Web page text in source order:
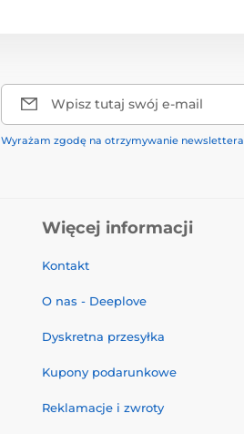
Wpisz tutaj swój e-mail
Wyrażam zgodę na otrzymywanie newslettera
Więcej informacji
Kontakt
O nas - Deeplove
Dyskretna przesyłka
Kupony podarunkowe
Reklamacje i zwroty